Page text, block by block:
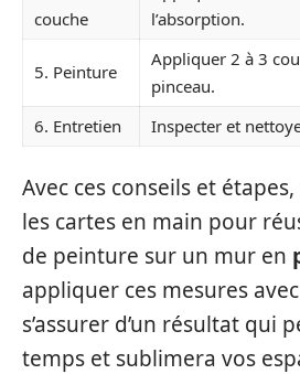
couche
l’absorption.
5. Peinture
Appliquer 2 à 3
pinceau.
6. Entretien
Inspecter et
Avec ces conseils et
les cartes en main pour
de peinture sur un mur en
appliquer ces mesures
s’assurer d’un résultat qui
temps et sublimera vos